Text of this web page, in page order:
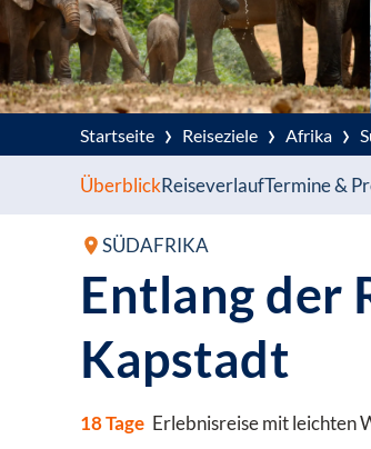
Startseite › Reiseziele › Afrika ›
ÜberblickReiseverlaufTermine &
SÜDAFRIKA
Entlang der
Kapstadt
18 Tage Erlebnisreise mit leichten